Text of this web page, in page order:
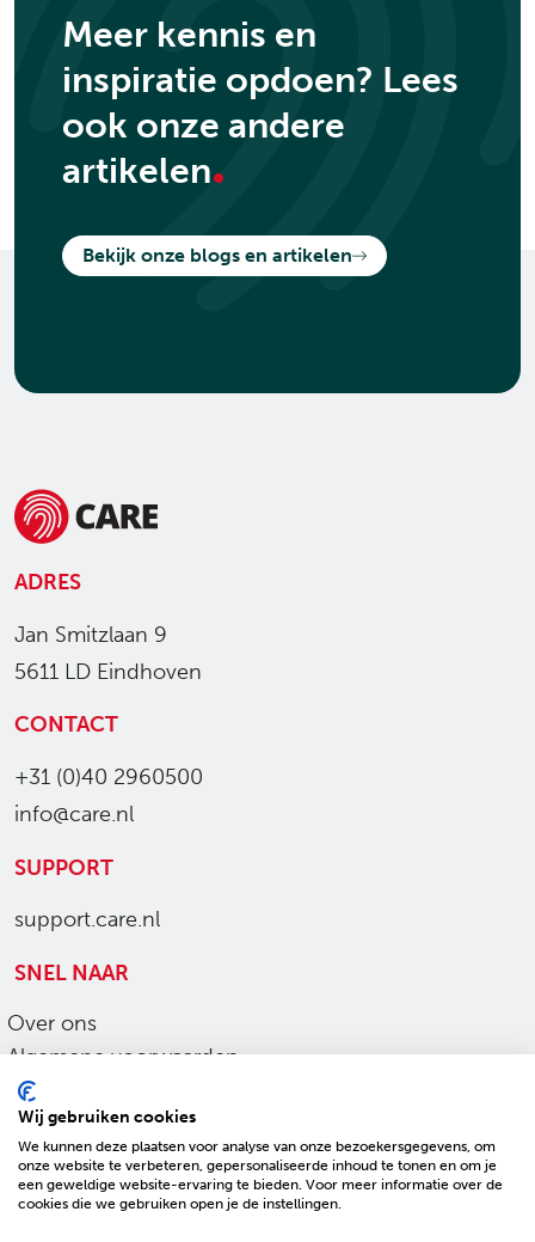
Meer kennis en
inspiratie opdoen? Lees
ook onze andere
artikelen.
Bekijk onze blogs en artikelen
ADRES
Jan Smitzlaan 9
5611 LD Eindhoven
CONTACT
+31 (0)40 2960500
info@care.nl
SUPPORT
support.care.nl
SNEL NAAR
Over ons
Algemene voorwaarden
Ons werk
Privacy en cookies
Sitemap
Toegankelijkheid
Wij gebruiken cookies
We kunnen deze plaatsen voor analyse van onze bezoekersgegevens, om
onze website te verbeteren, gepersonaliseerde inhoud te tonen en om je
een geweldige website-ervaring te bieden. Voor meer informatie over de
cookies die we gebruiken open je de instellingen.